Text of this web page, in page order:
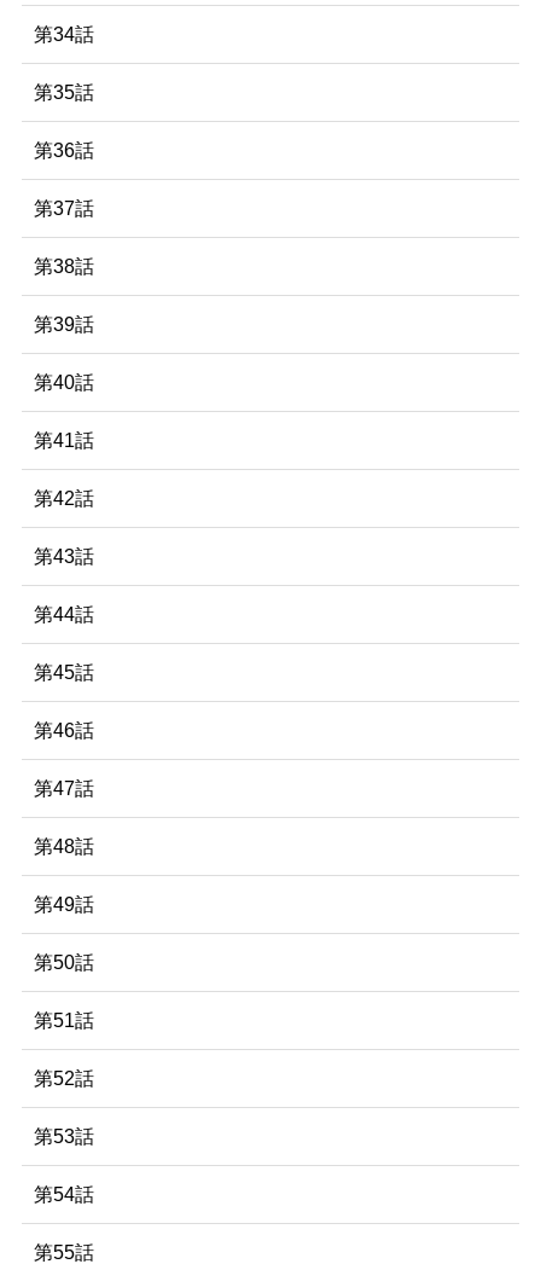
第34話
第35話
第36話
第37話
第38話
第39話
第40話
第41話
第42話
第43話
第44話
第45話
第46話
第47話
第48話
第49話
第50話
第51話
第52話
第53話
第54話
第55話